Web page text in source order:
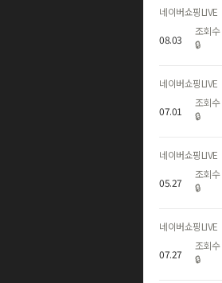
네이버쇼핑LIVE
08.03
조회수
🔒
네이버쇼핑LIVE
07.01
조회수
🔒
네이버쇼핑LIVE
05.27
조회수
🔒
네이버쇼핑LIVE
07.27
조회수
🔒